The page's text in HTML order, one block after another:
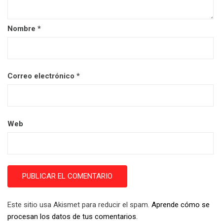
Nombre *
Correo electrónico *
Web
Este sitio usa Akismet para reducir el spam. Aprende cómo se
procesan los datos de tus comentarios.